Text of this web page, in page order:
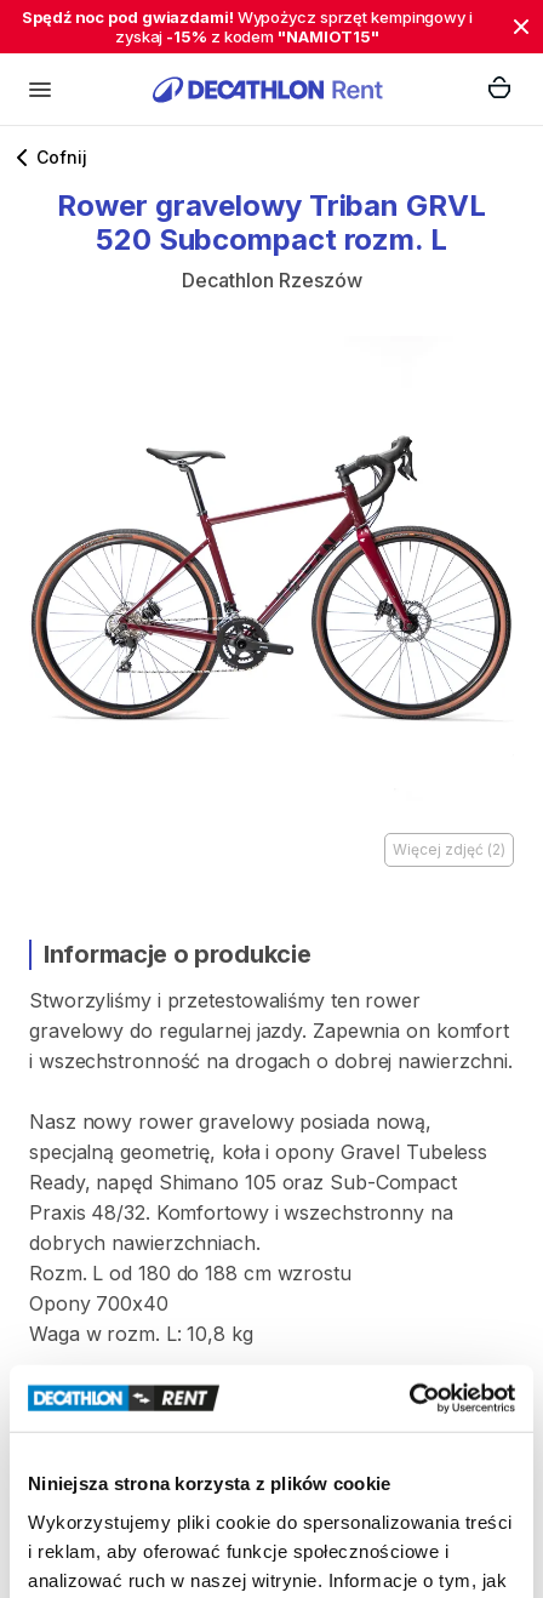
Niniejsza strona korzysta z plików cookie
Wykorzystujemy pliki cookie do spersonalizowania treści
i reklam, aby oferować funkcje społecznościowe i
analizować ruch w naszej witrynie. Informacje o tym, jak
Spędź noc pod gwiazdami! Wypożycz sprzęt kempingowy i
zyskaj -15% z kodem "NAMIOT15"
Cofnij
Rower gravelowy Triban GRVL
520 Subcompact rozm. L
Decathlon Rzeszów
Więcej zdjęć (2)
Informacje o produkcie
Stworzyliśmy i przetestowaliśmy ten rower
gravelowy do regularnej jazdy. Zapewnia on komfort
i wszechstronność na drogach o dobrej nawierzchni.
Nasz nowy rower gravelowy posiada nową​,​
specjalną geometrię​,​ koła i opony Gravel Tubeless
Ready​,​ napęd Shimano 105 oraz Sub-Compact
Praxis 48​/​32. Komfortowy i wszechstronny na
dobrych nawierzchniach.
Rozm. L od 180 do 188 cm wzrostu
Opony 700x40
Waga w rozm. L: 10​,​8 kg
Strona produktu w sklepie
Zasady wypożyczenia
REGULAMIN